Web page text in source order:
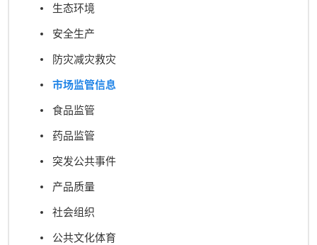
生态环境
安全生产
防灾减灾救灾
市场监管信息
食品监管
药品监管
突发公共事件
产品质量
社会组织
公共文化体育